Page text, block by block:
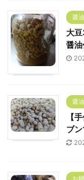
醤油
大
醤油
醤油
【
ブ
お鍋